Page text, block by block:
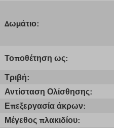
Δωμάτιο:
Τοποθέτηση ως:
Τριβή:
Αντίσταση Ολίσθησης:
Επεξεργασία άκρων:
Μέγεθος πλακιδίου: